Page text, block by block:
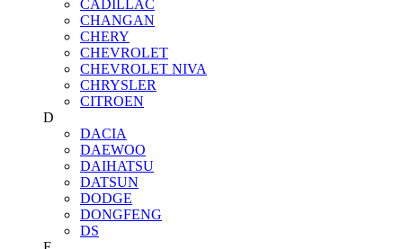
CADILLAC
CHANGAN
CHERY
CHEVROLET
CHEVROLET NIVA
CHRYSLER
CITROEN
D
DACIA
DAEWOO
DAIHATSU
DATSUN
DODGE
DONGFENG
DS